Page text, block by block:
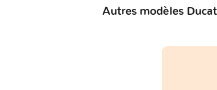
Autres modèles